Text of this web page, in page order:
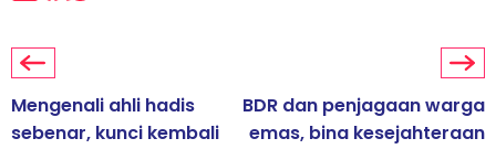
Mengenali ahli hadis
sebenar, kunci kembali
BDR dan penjagaan warga
emas, bina kesejahteraan